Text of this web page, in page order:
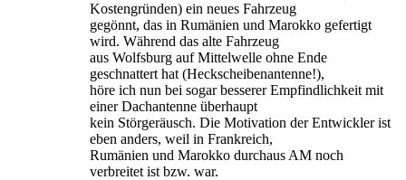
Kostengründen) ein neues Fahrzeug
gegönnt, das in Rumänien und Marokko gefertigt
wird. Während das alte Fahrzeug
aus Wolfsburg auf Mittelwelle ohne Ende
geschnattert hat (Heckscheibenantenne!),
höre ich nun bei sogar besserer Empfindlichkeit mit
einer Dachantenne überhaupt
kein Störgeräusch. Die Motivation der Entwickler ist
eben anders, weil in Frankreich,
Rumänien und Marokko durchaus AM noch
verbreitet ist bzw. war.